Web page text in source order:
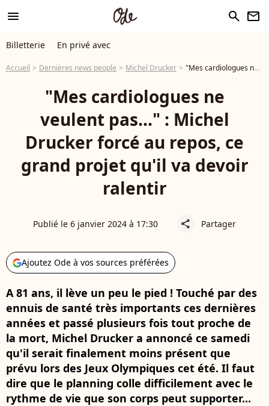
menu search newsletter
Billetterie En privé avec
Accueil Dernières news people Michel Drucker "Mes cardiologues ne veulent pas..." : Michel Drucker forcé au repos, ce grand projet qu'il va devoir ralentir
"Mes cardiologues ne
veulent pas..." : Michel
Drucker forcé au repos, ce
grand projet qu'il va devoir
ralentir
Publié le 6 janvier 2024 à 17:30 share Partager
Ajoutez Ode à vos sources préférées
A 81 ans, il lève un peu le pied ! Touché par des
ennuis de santé très importants ces dernières
années et passé plusieurs fois tout proche de
la mort, Michel Drucker a annoncé ce samedi
qu'il serait finalement moins présent que
prévu lors des Jeux Olympiques cet été. Il faut
dire que le planning colle difficilement avec le
rythme de vie que son corps peut supporter...